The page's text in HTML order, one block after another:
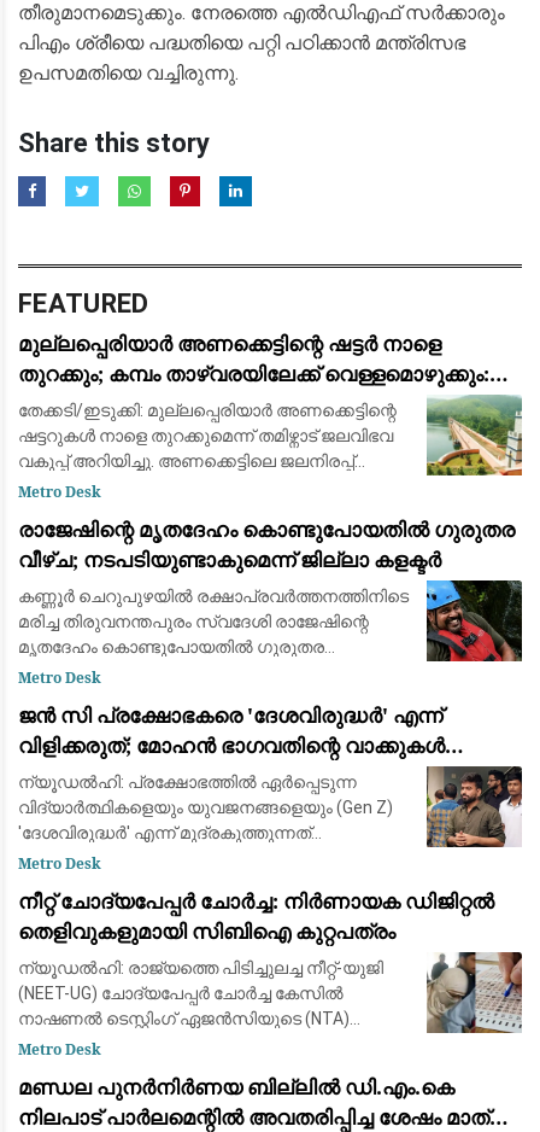
തീരുമാനമെടുക്കും. നേരത്തെ എൽഡിഎഫ് സർക്കാരും
പിഎം ശ്രീയെ പദ്ധതിയെ പറ്റി പഠിക്കാൻ മന്ത്രിസഭ
ഉപസമതിയെ വച്ചിരുന്നു.
Share this story
FEATURED
മുല്ലപ്പെരിയാർ അണക്കെട്ടിന്റെ ഷട്ടർ നാളെ
തുറക്കും; കമ്പം താഴ്‌വരയിലേക്ക് വെള്ളമൊഴുക്കും:
മുന്നറിയിപ്പ്
തേക്കടി/ഇടുക്കി: മുല്ലപ്പെരിയാർ അണക്കെട്ടിന്റെ
ഷട്ടറുകൾ നാളെ തുറക്കുമെന്ന് തമിഴ്നാട് ജലവിഭവ
വകുപ്പ് അറിയിച്ചു. അണക്കെട്ടിലെ ജലനിരപ്പ്
ഉയർന്നതിനെ തുടർന്നാണ് നടപടി. കമ്പം
Metro Desk
രാജേഷിന്റെ മൃതദേഹം കൊണ്ടുപോയതിൽ ഗുരുതര
വീഴ്ച; നടപടിയുണ്ടാകുമെന്ന് ജില്ലാ കളക്ടർ
കണ്ണൂർ ചെറുപുഴയിൽ രക്ഷാപ്രവർത്തനത്തിനിടെ
മരിച്ച തിരുവനന്തപുരം സ്വദേശി രാജേഷിന്റെ
മൃതദേഹം കൊണ്ടുപോയതിൽ ഗുരുതര
വീഴ്ചയുണ്ടായെന്ന് കണ്ണൂർ ജില്ലാ കളക്ടർ
വരുത്തിയവർക്കെതിരെ ന
Metro Desk
​ജൻ സി പ്രക്ഷോഭകരെ 'ദേശവിരുദ്ധർ' എന്ന്
വിളിക്കരുത്; മോഹൻ ഭാഗവതിന്റെ വാക്കുകൾ
ബിജെപി കേൾക്കണം: അഭിജിത്ത് ദീപ്കേ
ന്യൂഡൽഹി: പ്രക്ഷോഭത്തിൽ ഏർപ്പെടുന്ന
വിദ്യാർത്ഥികളെയും യുവജനങ്ങളെയും (Gen Z)
'ദേശവിരുദ്ധർ' എന്ന് മുദ്രകുത്തുന്നത്
ബിജെപിയും പ്രധാനമന്ത്രി നരേന്ദ്ര മോദിയും
പാർട്ടി
Metro Desk
നീറ്റ് ചോദ്യപേപ്പർ ചോർച്ച: നിർണായക ഡിജിറ്റൽ
തെളിവുകളുമായി സിബിഐ കുറ്റപത്രം
ന്യൂഡൽഹി: രാജ്യത്തെ പിടിച്ചുലച്ച നീറ്റ്-യുജി
(NEET-UG) ചോദ്യപേപ്പർ ചോർച്ച കേസിൽ
നാഷണൽ ടെസ്റ്റിംഗ് ഏജൻസിയുടെ (NTA)
വിഷയാധിഷ്ഠിത വിദഗ്ദ്ധരും ഏജന്റന്മാരും ഉൾപ്പെട്ട
സിബിഐ.
Metro Desk
മണ്ഡല പുനർനിർണയ ബില്ലിൽ ഡി.എം.കെ
നിലപാട് പാർലമെന്റിൽ അവതരിപ്പിച്ച ശേഷം മാത്രം: